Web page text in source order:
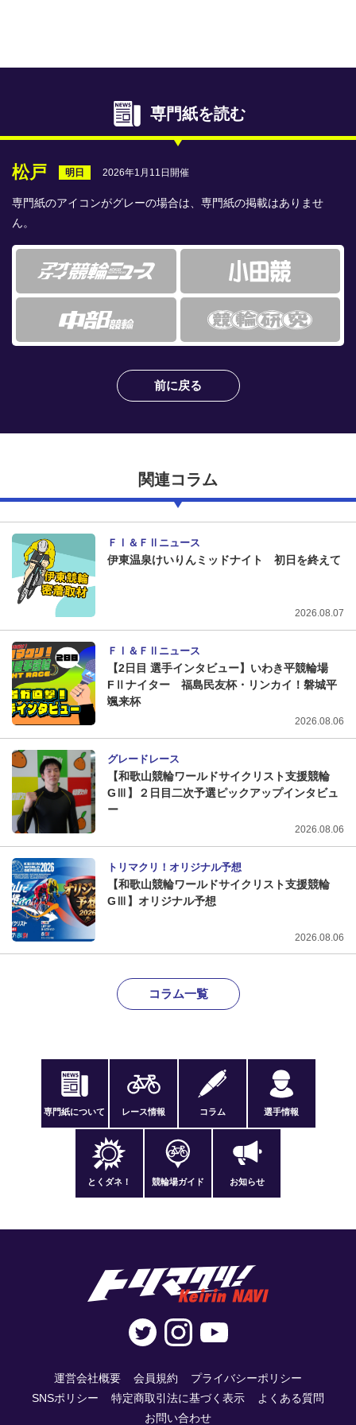
本日のおすすめレース
年間開催予定表
トリマクリオリジナル予想
トリマクリコラム
お知らせ
番記者とくダネ！
選手ランキング
ご意見をお聞かせください
お問い合わせ
支払い方法、ポイント利用規約
車券は20歳になってから・のめり込む不安のある方のご相
談
よくある質問
専門紙を読む
松戸 明日 2026年1月11日開催
専門紙のアイコンがグレーの場合は、専門紙の掲載はありませ
ん。
前に戻る
関連コラム
ＦⅠ＆ＦⅡニュース
伊東温泉けいりんミッドナイト 初日を終えて
2026.08.07
ＦⅠ＆ＦⅡニュース
【2日目 選手インタビュー】いわき平競輪場
FⅡナイター 福島民友杯・リンカイ！磐城平
颯来杯
2026.08.06
グレードレース
【和歌山競輪ワールドサイクリスト支援競輪
GⅢ】２日目二次予選ピックアップインタビュ
ー
2026.08.06
トリマクリ！オリジナル予想
【和歌山競輪ワールドサイクリスト支援競輪
GⅢ】オリジナル予想
2026.08.06
コラム一覧
専門紙について レース情報 コラム 選手情報
とくダネ！ 競輪場ガイド お知らせ
運営会社概要 会員規約
プライバシーポリシー
SNSポリシー
特定商取引法に基づく表示
よくある質問
お問い合わせ